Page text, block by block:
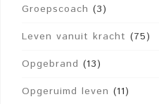
Groepscoach (3)
Leven vanuit kracht (75)
Opgebrand (13)
Opgeruimd leven (11)